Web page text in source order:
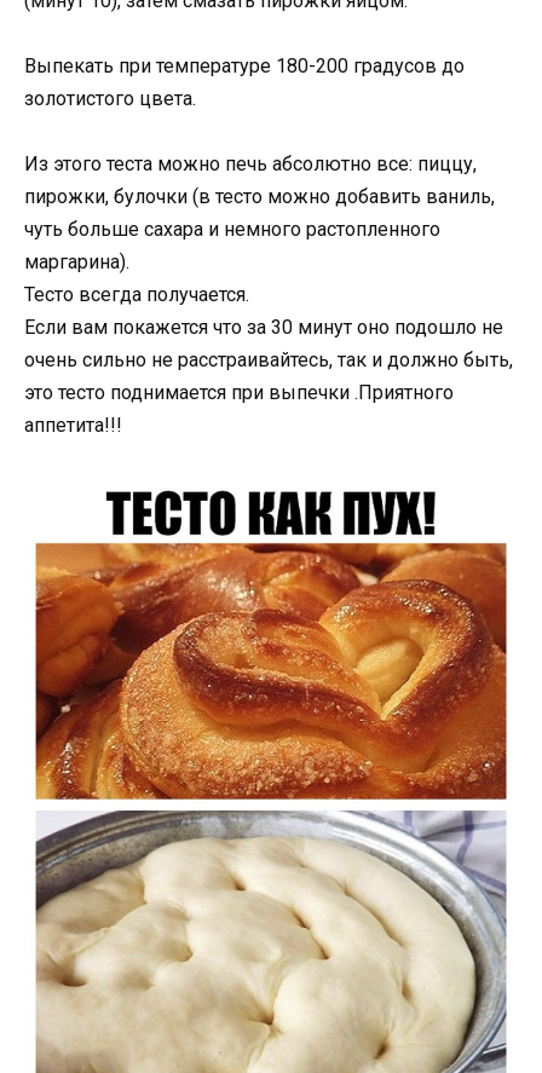
Выпекать при температуре 180-200 градусов до
золотистого цвета.
Из этого теста можно печь абсолютно все: пиццу,
пирожки, булочки (в тесто можно добавить ваниль,
чуть больше сахара и немного растопленного
маргарина).
Тесто всегда получается.
Если вам покажется что за 30 минут оно подошло не
очень сильно не расстраивайтесь, так и должно быть,
это тесто поднимается при выпечки .Приятного
аппетита!!!